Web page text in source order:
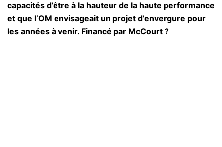
capacités d’être à la hauteur de la haute performance
et que l’OM envisageait un projet d’envergure pour
les années à venir. Financé par McCourt ?